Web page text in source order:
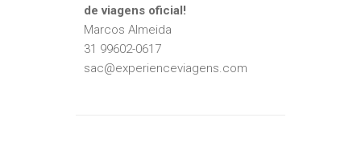
de viagens oficial!
Marcos Almeida
31 99602-0617
sac@experienceviagens.com